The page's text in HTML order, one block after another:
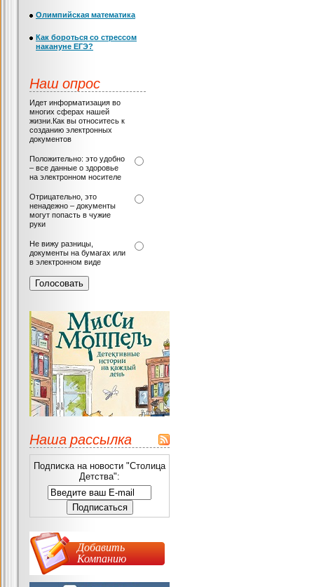
Олимпийская математика
Как бороться со стрессом
накануне ЕГЭ?
Наш опрос
Идет информатизация во
многих сферах нашей
жизни.Как вы относитесь к
созданию электронных
документов
Положительно: это удобно
– все данные о здоровье
на электронном носителе
Отрицательно, это
ненадежно – документы
могут попасть в чужие
руки
Не вижу разницы,
документы на бумагах или
в электронном виде
Наша рассылка
Подписка на новости "Столица
Детства":
Добавить
Компанию